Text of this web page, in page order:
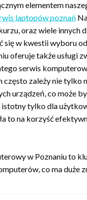
elementem
laptopów poznań
oraz wiele innych
w kwestii wyboru
oferuje także usługi
serwis
zależy nie tylko
urządzeń, co może
tylko dla
to na korzyść
w Poznaniu to
co ma